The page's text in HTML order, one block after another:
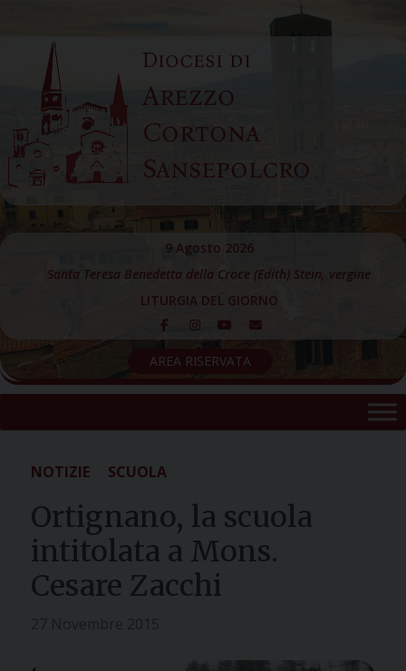
content
Diocesi di
Arezzo
Cortona
Sansepolcro
9 Agosto 2026
Santa Teresa Benedetta della Croce (Edith) Stein, vergine
LITURGIA DEL GIORNO
AREA RISERVATA
NOTIZIE SCUOLA
Ortignano, la scuola
intitolata a Mons.
Cesare Zacchi